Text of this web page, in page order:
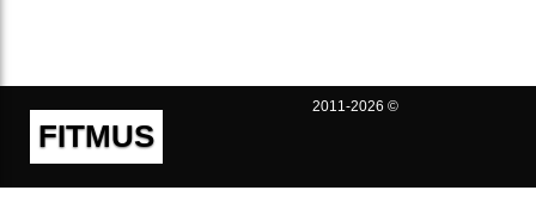
FITMUS
2011-2026 ©